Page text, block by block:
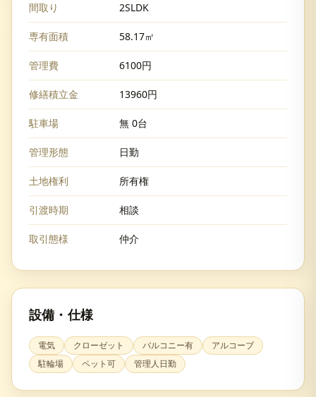
間取り 2SLDK
専有面積 58.17㎡
管理費 6100円
修繕積立金 13960円
駐車場 無 0台
管理形態 日勤
土地権利 所有権
引渡時期 相談
取引態様 仲介
設備・仕様
電気 クローゼット バルコニー有
アルコーブ
駐輪場
ペット可 管理人日勤